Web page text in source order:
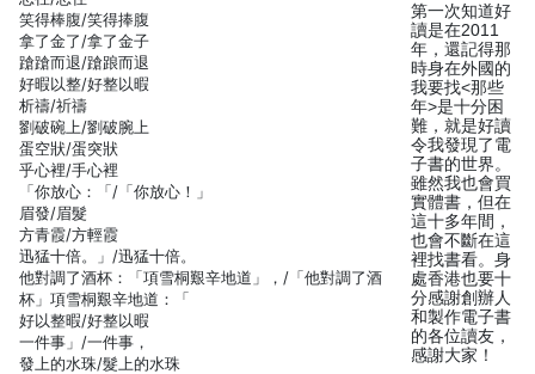
笑得棒腹/笑得捧腹
拿了金了/拿了金子
蹌蹌而退/蹌踉而退
好暇以整/好整以暇
析禱/祈禱
劉破碗上/劉破腕上
蛋空狀/蛋突狀
乎心裡/手心裡
「你放心：「/「你放心！」
眉發/眉髮
方青霞/方輕霞
迅猛十倍。」/迅猛十倍。
他對調了酒杯：「項雪桐艱辛地道」，/「他對調了酒
杯」項雪桐艱辛地道：「
好以整暇/好整以暇
一件事」/一件事，
發上的水珠/髮上的水珠
第一次知道好
讀是在2011
年，還記得那
時身在外國的
我要找<那些
年>是十分困
難，就是好讀
令我發現了電
子書的世界。
雖然我也會買
實體書，但在
這十多年間，
也會不斷在這
裡找書看。身
處香港也要十
分感謝創辦人
和製作電子書
的各位讀友，
感謝大家！